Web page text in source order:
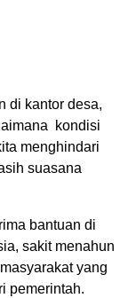
di kantor desa,
kondisi
menghindari
suasana
bantuan di
sakit menahun
yang
pemerintah.